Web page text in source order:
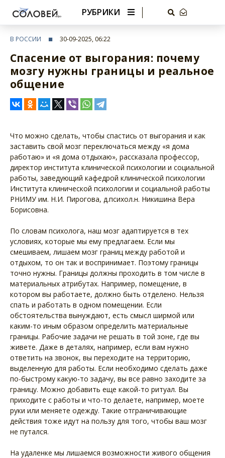
РУБРИКИ
В РОССИИ 30-09-2025, 06:22
Спасение от выгорания: почему
мозгу нужны границы и реальное
общение
Что можно сделать, чтобы спастись от выгорания и как
заставить свой мозг переключаться между «я дома
работаю» и «я дома отдыхаю», рассказала профессор,
директор института клинической психологии и социальной
работы, заведующий кафедрой клинической психологии
Института клинической психологии и социальной работы
РНИМУ им. Н.И. Пирогова, д.психол.н. Никишина Вера
Борисовна.
По словам психолога, наш мозг адаптируется в тех
условиях, которые мы ему предлагаем. Если мы
смешиваем, лишаем мозг границ между работой и
отдыхом, то он так и воспринимает. Поэтому границы
точно нужны. Границы должны проходить в том числе в
материальных атрибутах. Например, помещение, в
котором вы работаете, должно быть отделено. Нельзя
спать и работать в одном помещении. Если
обстоятельства вынуждают, есть смысл ширмой или
каким-то иным образом определить материальные
границы. Рабочие задачи не решать в той зоне, где вы
живете. Даже в деталях, например, если вам нужно
ответить на звонок, вы переходите на территорию,
выделенную для работы. Если необходимо сделать даже
по-быстрому какую-то задачу, вы все равно заходите за
границу. Можно добавить еще какой-то ритуал. Вы
приходите с работы и что-то делаете, например, моете
руки или меняете одежду. Такие отграничивающие
действия тоже идут на пользу для того, чтобы ваш мозг
не путался.
На удаленке мы лишаемся возможности живого общения